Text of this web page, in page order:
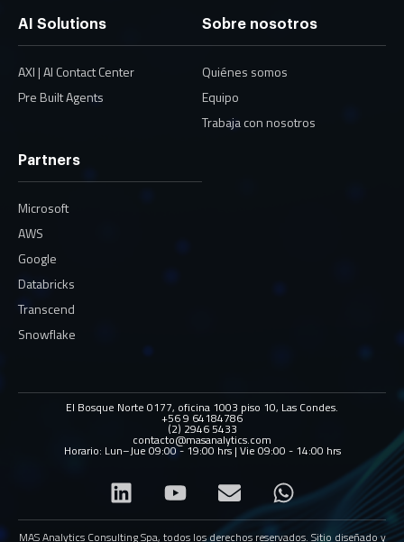
AI Solutions
AXI | AI Contact Center
Pre Built Agents
Sobre nosotros
Quiénes somos
Equipo
Trabaja con nosotros
Partners
Microsoft
AWS
Google
Databricks
Transcend
Snowflake
El Bosque Norte 0177, oficina 1003 piso 10, Las Condes.
+56 9 64184786
(2) 2946 5433
contacto@masanalytics.com
Horario: Lun–Jue 09:00 - 19:00 hrs | Vie 09:00 - 14:00 hrs
MAS Analytics Consulting Spa, todos los derechos reservados. Sitio diseñado y